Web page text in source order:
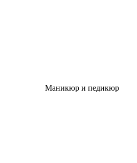
Маникюр и педикюр